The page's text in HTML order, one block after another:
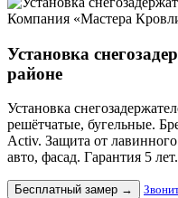
Компания «Мастера
Установка
районе
Установка
решётчатые, бугельные.
Activ. Защита от
авто, фасад. Гарантия 5 лет.
Бесплатный замер →